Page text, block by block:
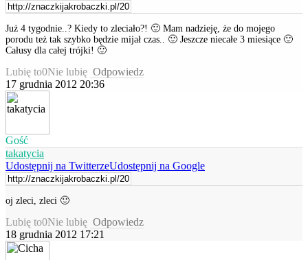
Już 4 tygodnie..? Kiedy to zleciało?! 🙂 Mam nadzieję, że do mojego
porodu też tak szybko będzie mijał czas.. 🙂 Jeszcze niecałe 3 miesiące 🙂
Całusy dla całej trójki! 🙂
Lubię to0Nie lubię Odpowiedz
17 grudnia 2012 20:36
Gość
takatycia
Udostępnij na TwitterzeUdostępnij na Google
oj zleci, zleci 🙂
Lubię to0Nie lubię Odpowiedz
18 grudnia 2012 17:21